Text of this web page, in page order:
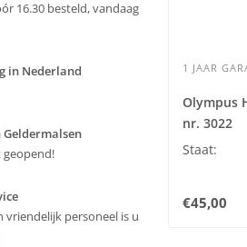
16.30 besteld, vandaag
in Nederland
Geldermalsen
geopend!
vriendelijk personeel is u
1 JAAR
Olympus
nr. 3022
Staat:
€45,00